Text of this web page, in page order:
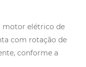
motor elétrico de
com rotação de
conforme a